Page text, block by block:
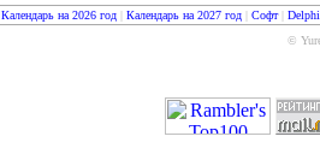
Календарь на 2026 год| Календарь на 2027 год| Софт|
©